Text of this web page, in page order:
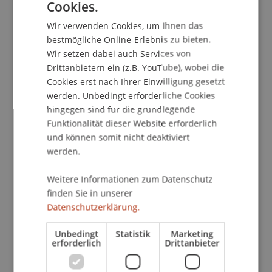
Mehr und mehr merke ich, dass ich niemals alle
Facetten der Arbeit eines erfahrenen Zimmerers
oder einer erstklassigen Zimmerin verstehe.
Gerade wegen der eingeschränkten
Dokumentierbarkeit dieser Prozesse ist die tiefe
Einbindung der Handwerkenden in die
Forschungsprozesse enorm wichtig. Mit ihrer
täglichen Arbeit, mit ihrem Fachwissen über einen
Baustoff, zu einem Material und den damit
verbundenen Arbeitsschritten sind sie die
Expertise stellt für mich den zentralen Aspekt
einer guten Forschungsarbeit dar.
An einer Universität gibt es diesen einzigartigen
Möglichkeitsraum, in dem genau solche Brücken
zwischen Handwerkenden, Planenden und
Cookies.
Wir verwenden Cookies, um Ihnen das
bestmögliche Online-Erlebnis zu bieten.
Wir setzen dabei auch Services von
Drittanbietern ein (z.B. YouTube), wobei die
Cookies erst nach Ihrer Einwilligung gesetzt
werden. Unbedingt erforderliche Cookies
hingegen sind für die grundlegende
Funktionalität dieser Website erforderlich
und können somit nicht deaktiviert
werden.
Weitere Informationen zum Datenschutz
finden Sie in unserer
Datenschutzerklärung.
Unbedingt
erforderlich
Statistik Marketing
Drittanbieter